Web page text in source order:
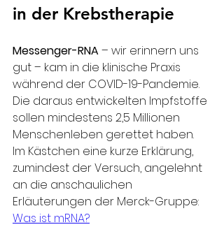
in der Krebstherapie
Messenger-RNA – wir erinnern uns
gut – kam in die klinische Praxis
während der COVID-19-Pandemie.
Die daraus entwickelten Impfstoffe
sollen mindestens 2,5 Millionen
Menschenleben gerettet haben.
Im Kästchen eine kurze Erklärung,
zumindest der Versuch, angelehnt
an die anschaulichen
Erläuterungen der Merck-Gruppe:
Was ist mRNA?